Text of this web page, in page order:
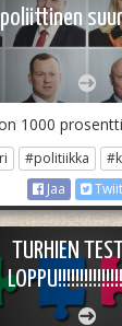
1000
#politiikka
Jaa
TURHIEN